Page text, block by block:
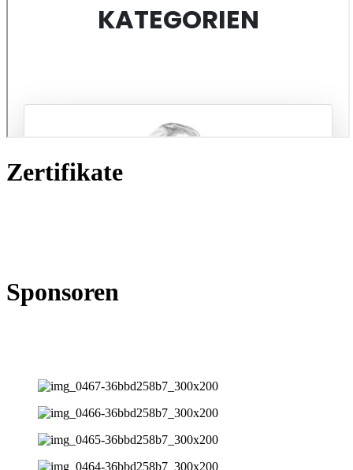
Zertifikate
Sponsoren